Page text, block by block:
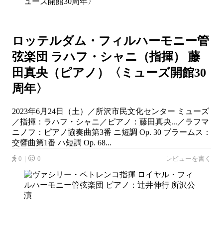
ロッテルダム・フィルハーモニー管
弦楽団 ラハフ・シャニ（指揮） 藤
田真央（ピアノ）〈ミューズ開館30
周年〉
2023年6月24日（土）／所沢市民文化センター ミューズ
／指揮：ラハフ・シャニ／ピアノ：藤田真央...／ラフマ
ニノフ：ピアノ協奏曲第3番 ニ短調 Op. 30 ブラームス：
交響曲第1番 ハ短調 Op. 68...
0｜ 0 レビューを書く